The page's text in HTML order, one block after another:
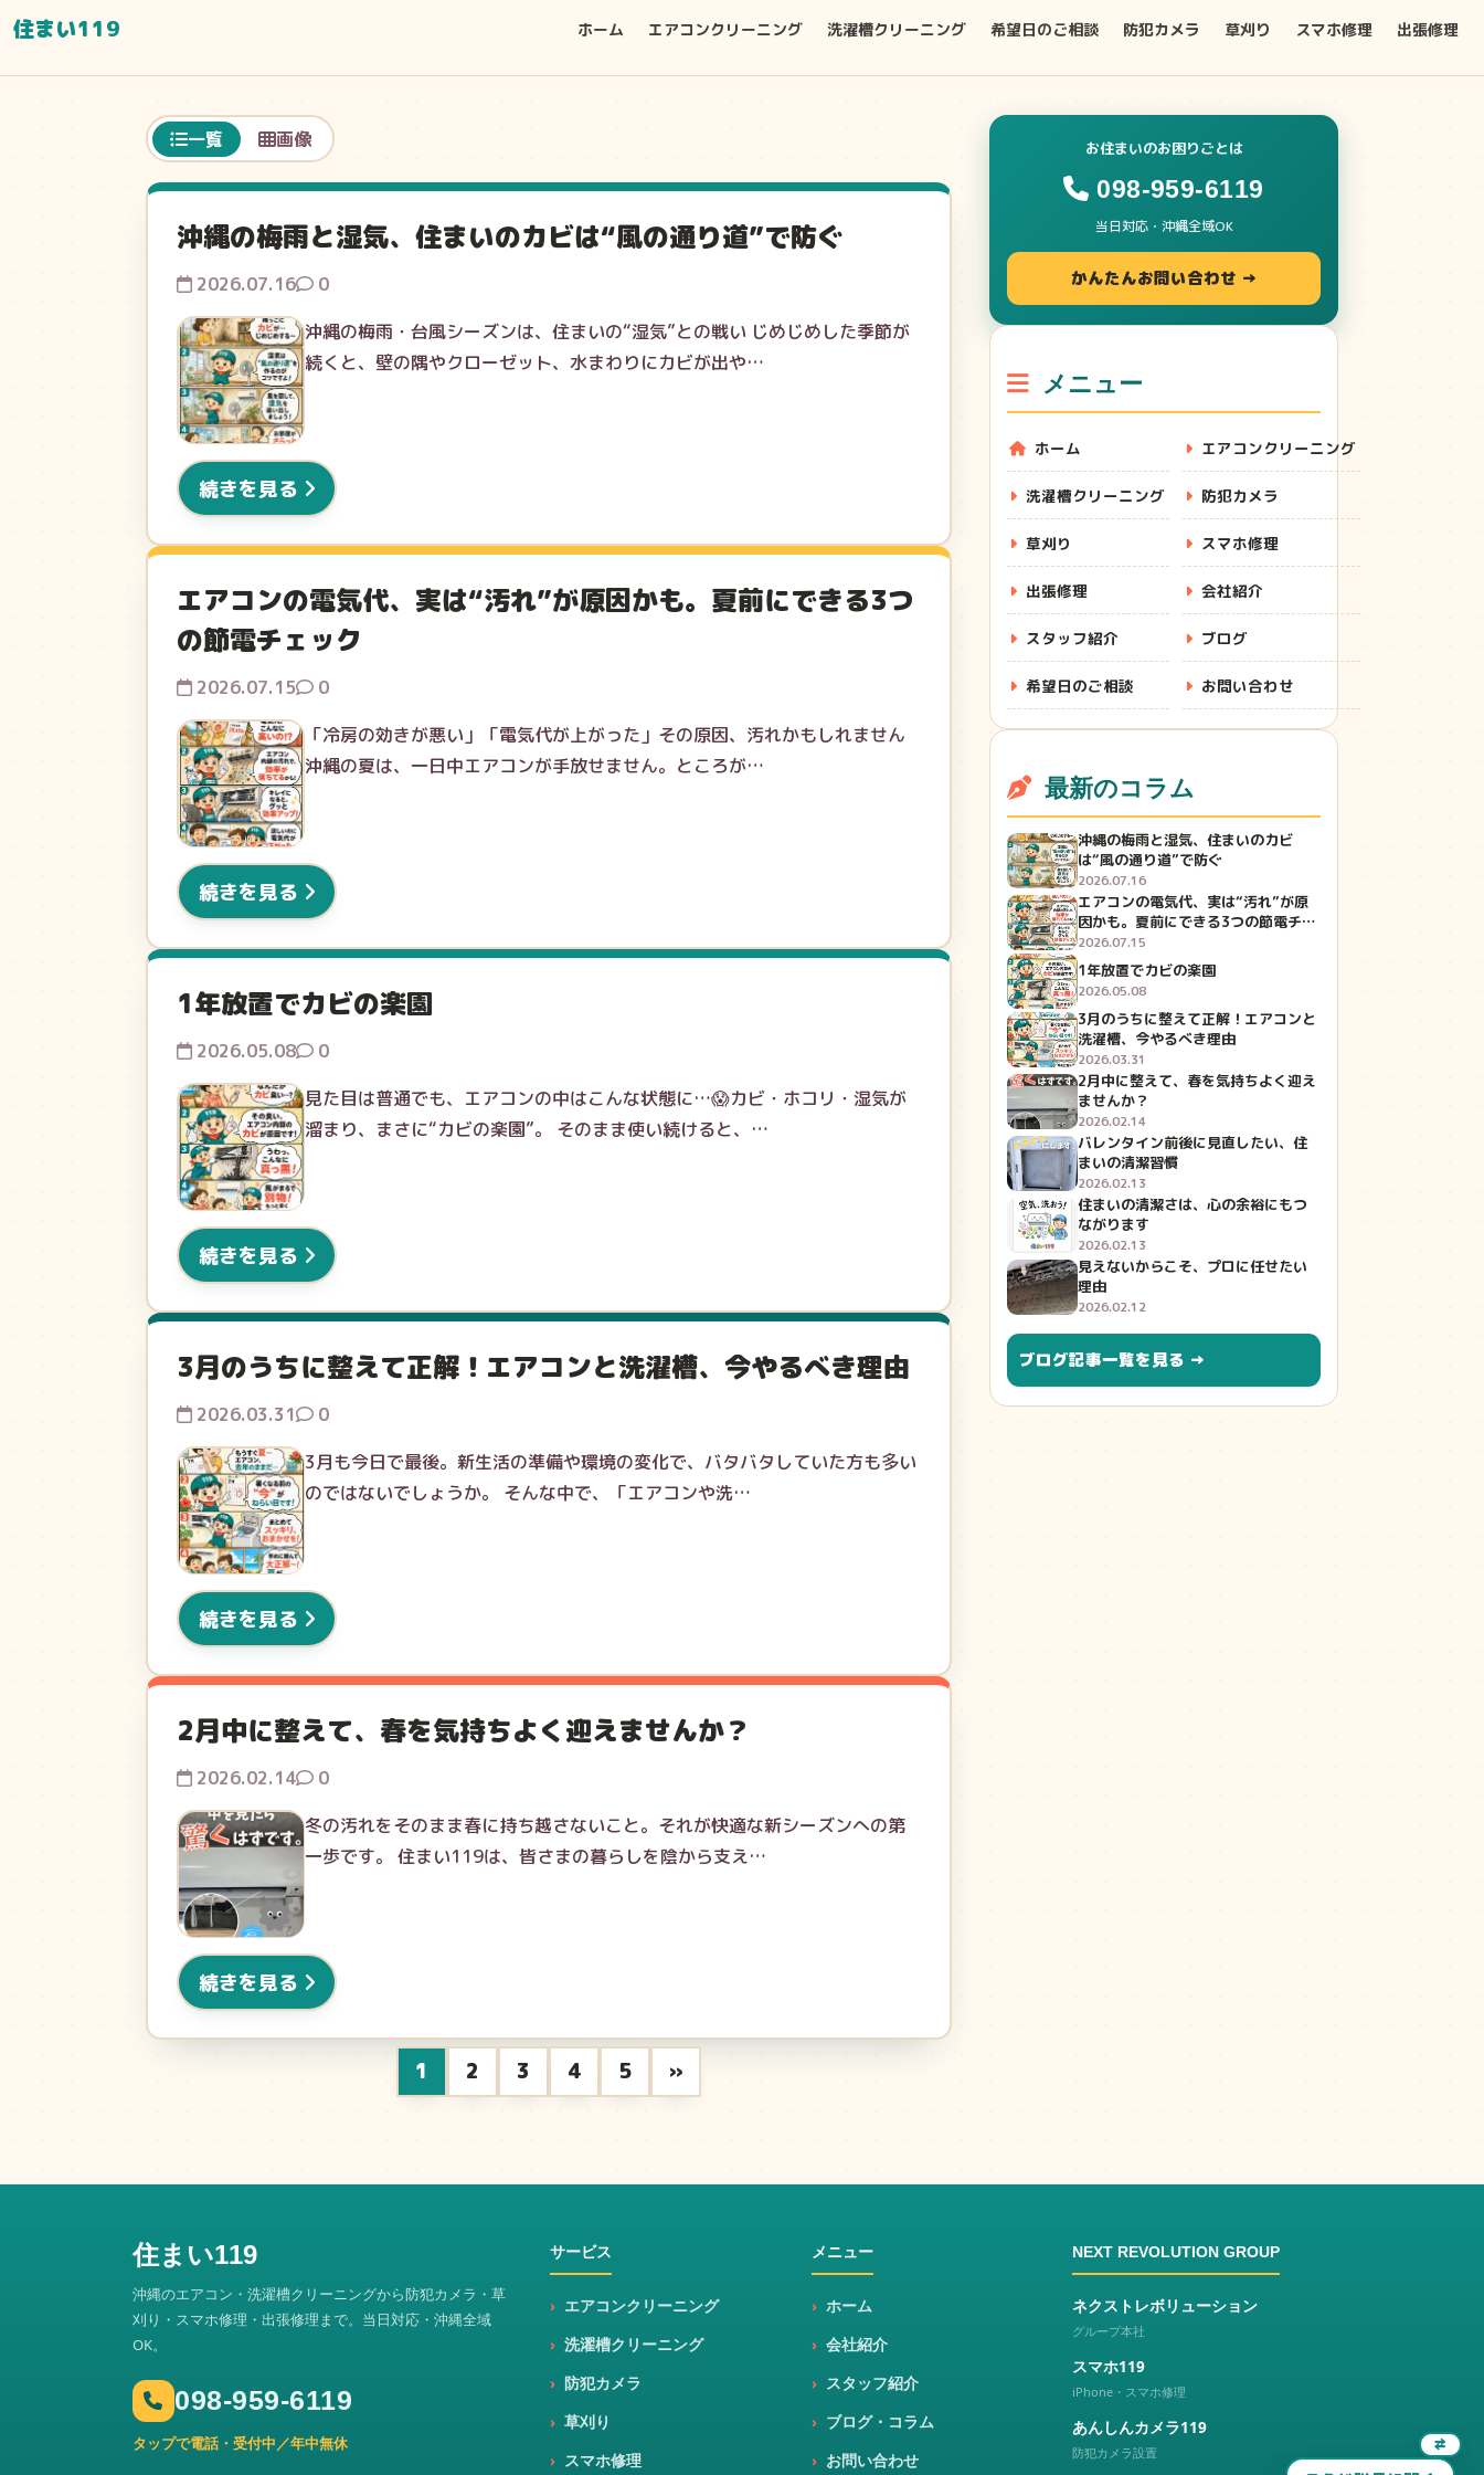
住まい119 ホーム エアコンクリーニング 洗濯槽クリーニング 希望日のご相談 防犯カメラ 草刈り スマホ修理 出張修理
一覧 画像
沖縄の梅雨と湿気、住まいのカビは“風の通り道”で防ぐ
2026.07.16
0
沖縄の梅雨・台風シーズンは、住まいの“湿気”との戦い じめじめした季節が
続くと、壁の隅やクローゼット、水まわりにカビが出や…
続きを見る
エアコンの電気代、実は“汚れ”が原因かも。夏前にできる3つ
の節電チェック
2026.07.15
0
「冷房の効きが悪い」「電気代が上がった」その原因、汚れかもしれません
沖縄の夏は、一日中エアコンが手放せません。ところが…
続きを見る
1年放置でカビの楽園
2026.05.08
0
見た目は普通でも、エアコンの中はこんな状態に…😱カビ・ホコリ・湿気が
溜まり、まさに“カビの楽園”。 そのまま使い続けると、…
続きを見る
3月のうちに整えて正解！エアコンと洗濯槽、今やるべき理由
2026.03.31
0
3月も今日で最後。新生活の準備や環境の変化で、バタバタしていた方も多い
のではないでしょうか。 そんな中で、「エアコンや洗…
続きを見る
2月中に整えて、春を気持ちよく迎えませんか？
2026.02.14
0
冬の汚れをそのまま春に持ち越さないこと。それが快適な新シーズンへの第
一歩です。 住まい119は、皆さまの暮らしを陰から支え…
続きを見る
1 2 3 4 5 »
お住まいのお困りごとは
098-959-6119
当日対応・沖縄全域OK
かんたんお問い合わせ →
メニュー
ホーム エアコンクリーニング
洗濯槽クリーニング 防犯カメラ
草刈り スマホ修理
出張修理 会社紹介
スタッフ紹介 ブログ
希望日のご相談 お問い合わせ
最新のコラム
沖縄の梅雨と湿気、住まいのカビ
は“風の通り道”で防ぐ
2026.07.16
エアコンの電気代、実は“汚れ”が原
因かも。夏前にできる3つの節電チェ
ック
2026.07.15
1年放置でカビの楽園
2026.05.08
3月のうちに整えて正解！エアコンと
洗濯槽、今やるべき理由
2026.03.31
2月中に整えて、春を気持ちよく迎え
ませんか？
2026.02.14
バレンタイン前後に見直したい、住
まいの清潔習慣
2026.02.13
住まいの清潔さは、心の余裕にもつ
ながります
2026.02.13
見えないからこそ、プロに任せたい
理由
2026.02.12
ブログ記事一覧を見る →
住まい119
沖縄のエアコン・洗濯槽クリーニングから防犯カメラ・草
刈り・スマホ修理・出張修理まで。当日対応・沖縄全域
OK。
098-959-6119
タップで電話・受付中／年中無休
サービス
エアコンクリーニング
洗濯槽クリーニング
防犯カメラ
草刈り
スマホ修理
メニュー
ホーム
会社紹介
スタッフ紹介
ブログ・コラム
お問い合わせ
NEXT REVOLUTION GROUP
ネクストレボリューション
グループ本社
スマホ119
iPhone・スマホ修理
あんしんカメラ119
防犯カメラ設置 ⇄